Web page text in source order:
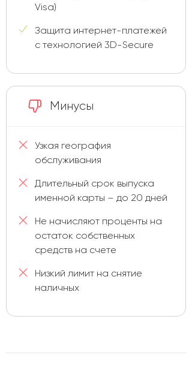
Visa)
Защита интернет-платежей
с технологией 3D-Secure
Минусы
Узкая география
обслуживания
Длительный срок выпуска
именной карты – до 20 дней
Не начисляют проценты на
остаток собственных
средств на счете
Низкий лимит на снятие
наличных